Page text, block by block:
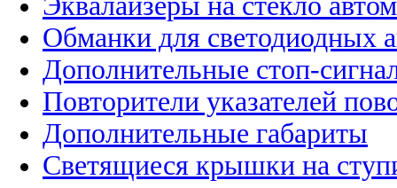
Обманки для светодиодных
Дополнительные стоп-
Повторители указателей
Дополнительные габариты
Светящиеся крышки на